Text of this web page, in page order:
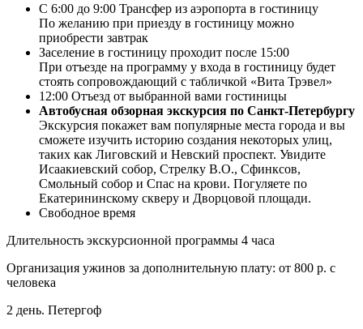
С 6:00 до 9:00 Трансфер из аэропорта в гостиницу
По желанию при приезду в гостиницу можно
приобрести завтрак
Заселение в гостиницу проходит после 15:00
При отъезде на программу у входа в гостиницу будет
стоять сопровождающий с табличкой «Вита Трэвел»
12:00 Отъезд от выбранной вами гостиницы
Автобусная обзорная экскурсия по Санкт-Петербургу
Экскурсия покажет вам популярные места города и вы
сможете изучить историю создания некоторых улиц,
таких как Лиговский и Невский проспект. Увидите
Исаакиевский собор, Стрелку В.О., Сфинксов,
Смольный собор и Спас на крови. Погуляете по
Екатерининскому скверу и Дворцовой площади.
Свободное время
Длительность экскурсионной программы 4 часа
Организация ужинов за дополнительную плату: от 800 р. с
человека
2 день. Петергоф